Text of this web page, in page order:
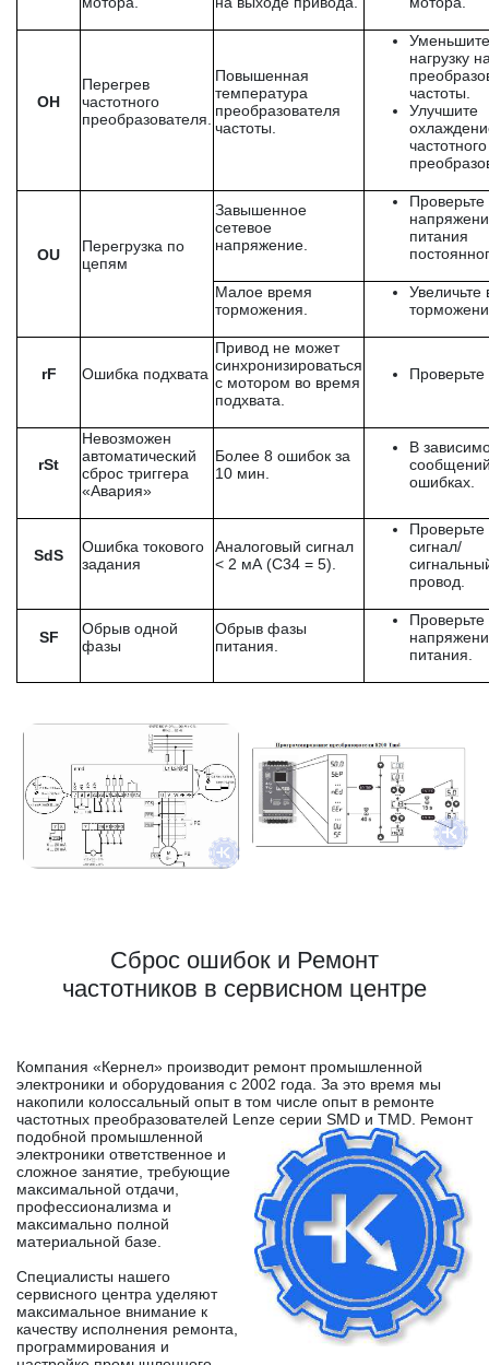
OH
Перегрев
частотного
преобразователя.
Повышенная
температура
преобразователя
частоты.
Уменьшите
нагрузку
частоты.
Улучшите
частотного
OU
Перегрузка по
цепям
Завышенное
сетевое
напряжение.
Проверьте
питания
Малое время
торможения.
Увеличьте
rF Ошибка подхвата
Привод не может
синхронизироваться
с мотором во время
подхвата.
rSt
Невозможен
автоматический
сброс триггера
«Авария»
Более 8 ошибок за
10 мин.
В
ошибках.
SdS
Ошибка токового
задания
Аналоговый сигнал
< 2 мА (С34 = 5).
Проверьте
сигнал/
провод.
SF
Обрыв одной
фазы
Обрыв фазы
питания.
Проверьте
питания.
Сброс ошибок и Ремонт
частотников в сервисном центре
Компания «Кернел» производит ремонт промышленной
электроники и оборудования с 2002 года. За это время мы
накопили колоссальный опыт в том числе опыт в ремонте
частотных преобразователей Lenze серии SMD и TMD. Ремонт
подобной промышленной
электроники ответственное и
сложное занятие, требующие
максимальной отдачи,
профессионализма и
максимально полной
материальной базе.
Специалисты нашего
сервисного центра уделяют
максимальное внимание к
качеству исполнения ремонта,
программирования и